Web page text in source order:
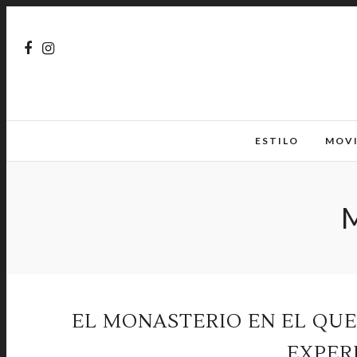
ESTILO
EL MONASTERIO EN EL